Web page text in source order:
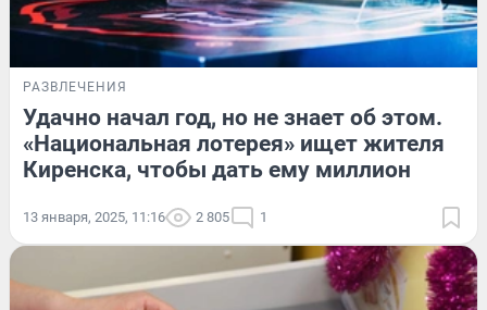
РАЗВЛЕЧЕНИЯ
Удачно начал год, но не знает об этом.
«Национальная лотерея» ищет жителя
Киренска, чтобы дать ему миллион
13 января, 2025, 11:16 2 805 1